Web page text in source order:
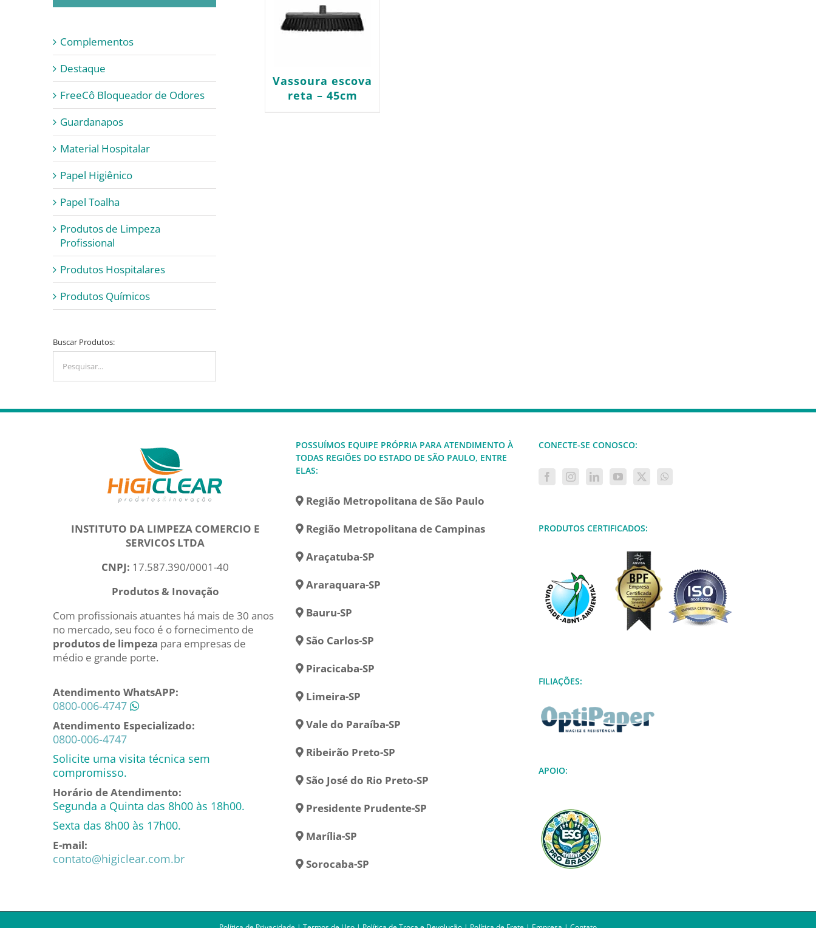
Vassoura escova
reta – 45cm
Complementos
Destaque
FreeCô Bloqueador de Odores
Guardanapos
Material Hospitalar
Papel Higiênico
Papel Toalha
Produtos de Limpeza
Profissional
Produtos Hospitalares
Produtos Químicos
Buscar Produtos:
INSTITUTO DA LIMPEZA COMERCIO E
SERVICOS LTDA
CNPJ: 17.587.390/0001-40
Produtos & Inovação
Com profissionais atuantes há mais de 30 anos
no mercado, seu foco é o fornecimento de
produtos de limpeza para empresas de
médio e grande porte.
Atendimento WhatsAPP:
0800-006-4747
Atendimento Especializado:
0800-006-4747
Solicite uma visita técnica sem
compromisso.
Horário de Atendimento:
Segunda a Quinta das 8h00 às 18h00.
Sexta das 8h00 às 17h00.
E-mail:
contato@higiclear.com.br
POSSUÍMOS EQUIPE PRÓPRIA PARA ATENDIMENTO À
TODAS REGIÕES DO ESTADO DE SÃO PAULO, ENTRE
ELAS:
Região Metropolitana de São Paulo
Região Metropolitana de Campinas
Araçatuba-SP
Araraquara-SP
Bauru-SP
São Carlos-SP
Piracicaba-SP
Limeira-SP
Vale do Paraíba-SP
Ribeirão Preto-SP
São José do Rio Preto-SP
Presidente Prudente-SP
Marília-SP
Sorocaba-SP
CONECTE-SE CONOSCO:
PRODUTOS CERTIFICADOS:
FILIAÇÕES:
APOIO: